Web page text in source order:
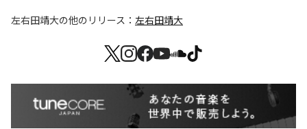
左右田靖大の他のリリース： 左右田靖大